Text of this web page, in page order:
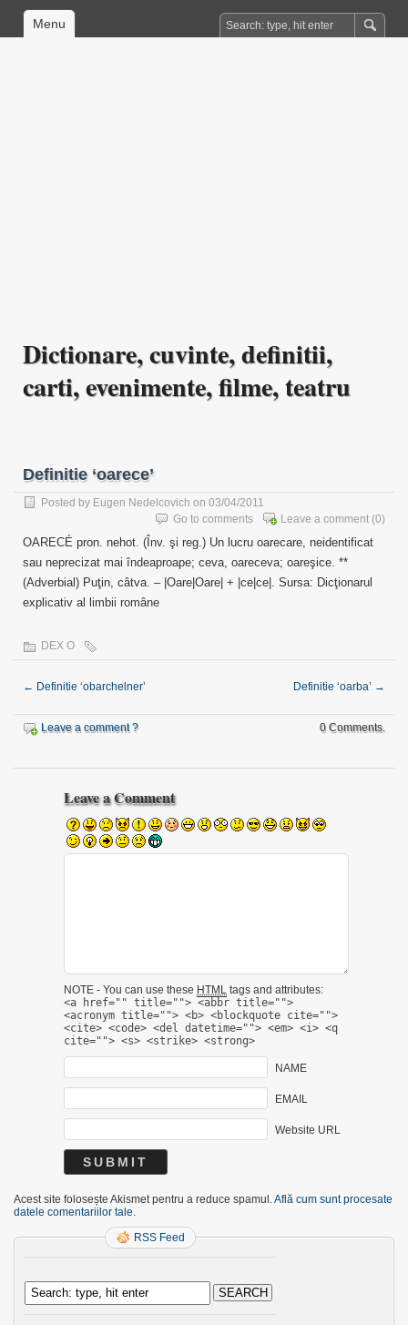
Menu
Dictionare, cuvinte, definitii,
carti, evenimente, filme, teatru
Definitie ‘oarece’
Posted by Eugen Nedelcovich on 03/04/2011
Leave a comment (0)
Go to comments
OARECÉ pron. nehot. (Înv. şi reg.) Un lucru oarecare, neidentificat
sau neprecizat mai îndeaproape; ceva, oareceva; oareşice. **
(Adverbial) Puţin, câtva. – |Oare|Oare| + |ce|ce|. Sursa: Dicţionarul
explicativ al limbii române
DEX O
← Definitie ‘obarchelner’ Definitie ‘oarba’ →
Leave a comment ? 0 Comments.
Leave a Comment
NOTE - You can use these HTML tags and attributes:
<a href="" title=""> <abbr title="">
<acronym title=""> <b> <blockquote cite="">
<cite> <code> <del datetime=""> <em> <i> <q
cite=""> <s> <strike> <strong>
NAME
EMAIL
Website URL
Acest site folosește Akismet pentru a reduce spamul.Află cum sunt procesate
datele comentariilor tale.
RSS Feed